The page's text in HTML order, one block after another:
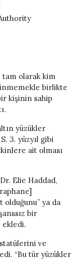
tam olarak kim
birlikte
kişinin sahip
yüzükler
3. yüzyıl gibi
ait olması
Elie Haddad,
olduğunu” ya da
bir
ekledi.
ve
“Bu tür yüzükler